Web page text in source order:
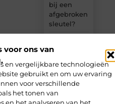
voor ons van
en vergelijkbare technologieën
gebruikt en om uw ervaring
voor verschillende
het tonen van
en het analyseren van het
bij een
afgebroken
sleutel?
bureaustoel
kopen: slim
en
voordelig